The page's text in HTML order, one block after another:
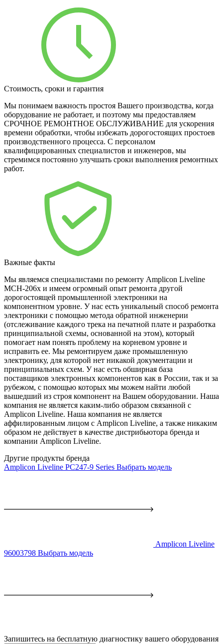
Стоимость, сроки и гарантия
Мы понимаем важность простоя Вашего производства, когда
оборудование не работает, и поэтому мы предоставляем
СРОЧНОЕ РЕМОНТНОЕ ОБСЛУЖИВАНИЕ для ускорения
времени обработки, чтобы избежать дорогостоящих простоев
производственного процесса. С персоналом
квалифицированных специалистов и инженеров, мы
стремимся постоянно улучшать сроки выполнения ремонтных
работ.
Важные факты
Мы являемся специалистами по ремонту Amplicon Liveline
MCH-206x и имеем огромный опыт ремонта другой
дорогостоящей промышленной электроники на
компонентном уровне. У нас есть уникальный способ ремонта
электроники с помощью метода обратной инженерии
(отслеживание каждого трека на печатной плате и разработка
принципиальной схемы, основанной на этом), который
помогает нам понять проблему на корневом уровне и
исправить ее. Мы ремонтируем даже промышленную
электронику, для которой нет никакой документации и
принципиальных схем. У нас есть обширная база
поставщиков электронных компонентов как в России, так и за
рубежом, с помощью которых мы можем найти любой
вышедший из строя компонент на Вашем оборудовании. Наша
компания не является каким-либо образом связанной с
Amplicon Liveline. Наша компания не является
аффилированным лицом с Amplicon Liveline, а также никаким
образом не действует в качестве дистрибьютора бренда и
компании Amplicon Liveline.
Другие продукты бренда
Amplicon Liveline PC247-9 Series Выбрать модель
Amplicon Liveline
96003798 Выбрать модель
Запишитесь на бесплатную диагностику вашего оборудования